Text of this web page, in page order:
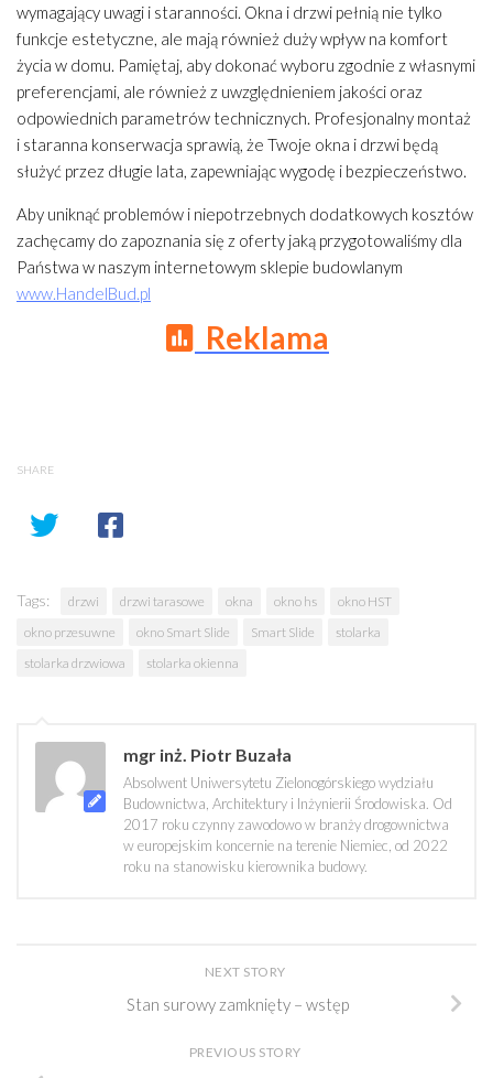
wymagający uwagi i staranności. Okna i drzwi pełnią nie tylko
funkcje estetyczne, ale mają również duży wpływ na komfort
życia w domu. Pamiętaj, aby dokonać wyboru zgodnie z własnymi
preferencjami, ale również z uwzględnieniem jakości oraz
odpowiednich parametrów technicznych. Profesjonalny montaż
i staranna konserwacja sprawią, że Twoje okna i drzwi będą
służyć przez długie lata, zapewniając wygodę i bezpieczeństwo.
Aby uniknąć problemów i niepotrzebnych dodatkowych kosztów
zachęcamy do zapoznania się z oferty jaką przygotowaliśmy dla
Państwa w naszym internetowym sklepie budowlanym
www.HandelBud.pl
Reklama
SHARE
Tags: drzwi drzwi tarasowe okna okno hs
okno HST
okno przesuwne
okno Smart Slide Smart Slide
stolarka
stolarka drzwiowa
stolarka okienna
mgr inż. Piotr Buzała
Absolwent Uniwersytetu Zielonogórskiego wydziału
Budownictwa, Architektury i Inżynierii Środowiska. Od
2017 roku czynny zawodowo w branży drogownictwa
w europejskim koncernie na terenie Niemiec, od 2022
roku na stanowisku kierownika budowy.
NEXT STORY
Stan surowy zamknięty – wstęp
PREVIOUS STORY